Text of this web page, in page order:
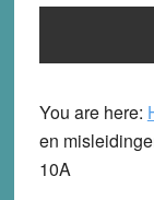
You are here:
en
10A